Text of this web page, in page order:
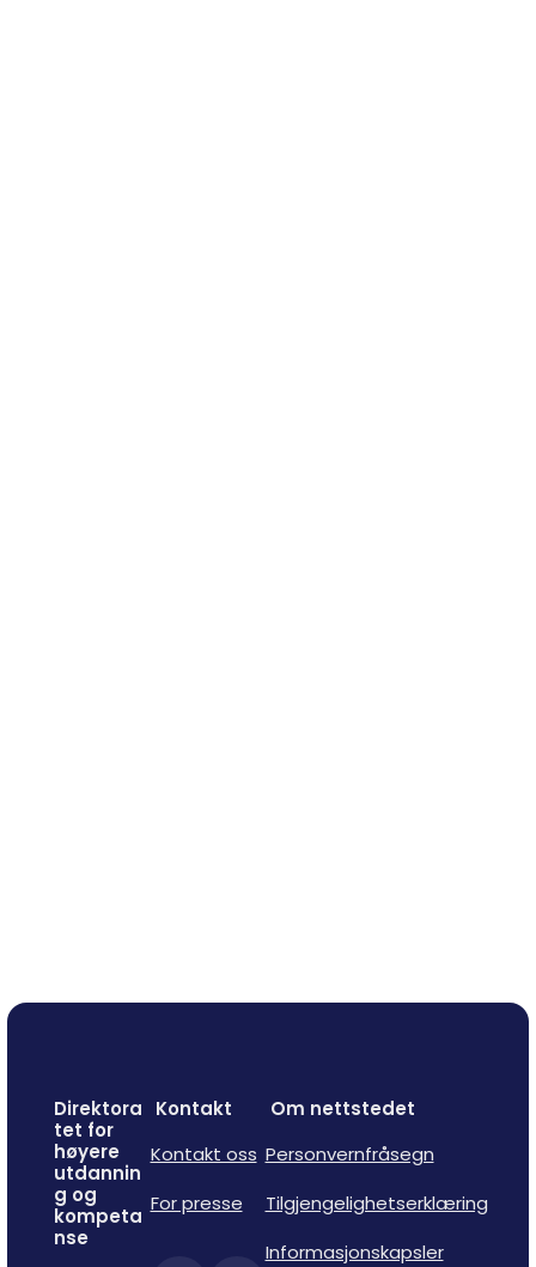
Direktora
tet for
høyere
utdannin
g og
kompeta
nse
Kontakt
Kontakt oss
For presse
Om nettstedet
Personvernfråsegn
Tilgjengelighetserklæring
Informasjonskapsler